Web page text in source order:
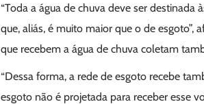
“Toda a água de chuva deve ser destinada
que, aliás, é muito maior que o de
que recebem a água de chuva coletam
“Dessa forma, a rede de esgoto recebe
esgoto não é projetada para receber esse